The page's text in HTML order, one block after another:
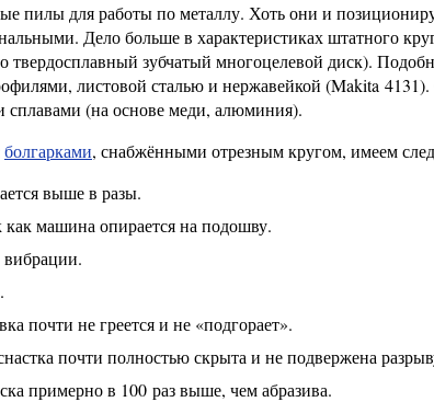
пилы для работы по металлу. Хоть они и
Дело больше в характеристиках штатного
твердосплавный зубчатый многоцелевой диск).
листовой сталью и нержавейкой (Makita 4131).
(на основе меди, алюминия).
болгарками, снабжёнными отрезным кругом, имеем
выше в разы.
как машина опирается на подошву.
почти не греется и не «подгорает».
почти полностью скрыта и не подвержена
примерно в 100 раз выше, чем абразива.